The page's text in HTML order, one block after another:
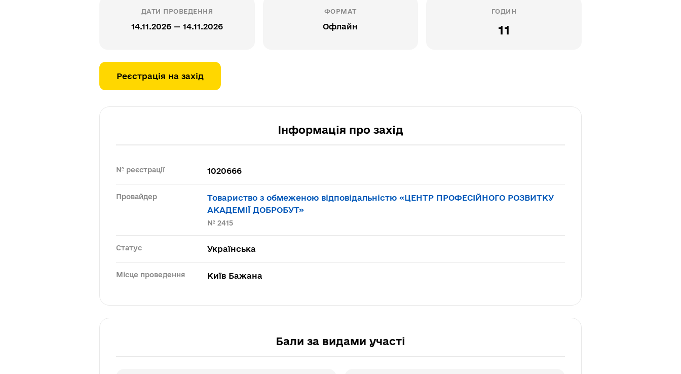
ДАТИ ПРОВЕДЕННЯ
14.11.2026 — 14.11.2026
ФОРМАТ
Офлайн
ГОДИН
11
Реєстрація на захід
Інформація про захід
№ реєстрації 1020666
Провайдер
Товариство з обмеженою відповідальністю «ЦЕНТР ПРОФЕСІЙНОГО РОЗВИТКУ
АКАДЕМІЇ ДОБРОБУТ»
№ 2415
Статус Українська
Місце проведення Київ Бажана
Бали за видами участі